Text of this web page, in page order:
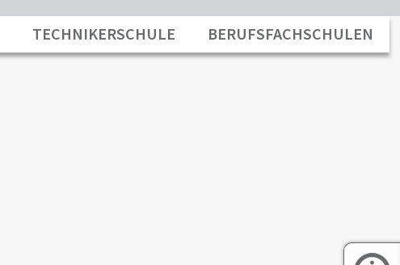
BERUFSFACHSCHULEN
TECHNIKERSCHULE